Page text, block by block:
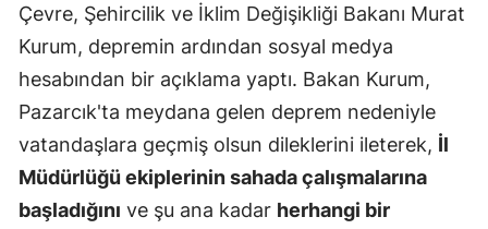
Çevre, Şehircilik ve İklim Değişikliği Bakanı Murat
Kurum, depremin ardından sosyal medya
hesabından bir açıklama yaptı. Bakan Kurum,
Pazarcık'ta meydana gelen deprem nedeniyle
vatandaşlara geçmiş olsun dileklerini ileterek, İl
Müdürlüğü ekiplerinin sahada çalışmalarına
başladığını ve şu ana kadar herhangi bir